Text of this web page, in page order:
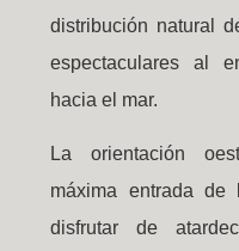
distribución natural
espectaculares al
hacia el mar.
La orientación
máxima entrada de
disfrutar de